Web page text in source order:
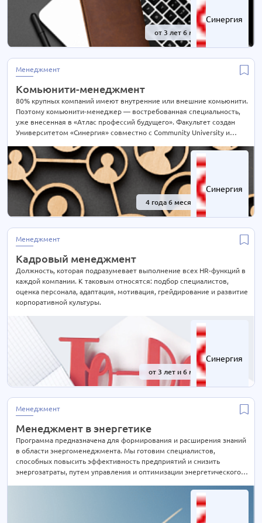
Синергия
от 3 лет 6 мес.
Синергия
4 года 6 месяцев
Менеджмент
Комьюнити-менеджмент
80% крупных компаний имеют внутренние или внешние комьюнити.
Поэтому комьюнити-менеджер — востребованная специальность,
уже внесенная в «Атлас профессий будущего». Факультет создан
Университетом «Синергия» совместно с Community University и
технологиям, современным коммуникациям.
Синергия
от 3 лет и 6 мес.
Менеджмент
Кадровый менеджмент
Должность, которая подразумевает выполнение всех HR-функций в
каждой компании. К таковым относятся: подбор специалистов,
оценка персонала, адаптация, мотивация, грейдирование и развитие
корпоративной культуры.
Менеджмент
Менеджмент в энергетике
Программа предназначена для формирования и расширения знаний
в области энергоменеджмента. Мы готовим специалистов,
способных повысить эффективность предприятий и снизить
энергозатраты, путем управления и оптимизации энергетического